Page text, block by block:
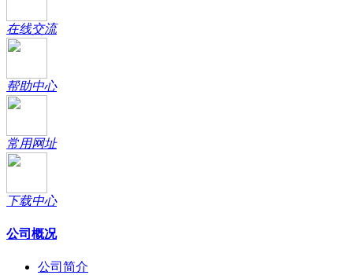
在线交流
帮助中心
常用网址
下载中心
公司概况
公司简介